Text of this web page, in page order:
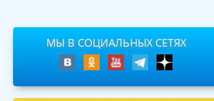
МЫ В СОЦИАЛЬНЫХ СЕТЯХ